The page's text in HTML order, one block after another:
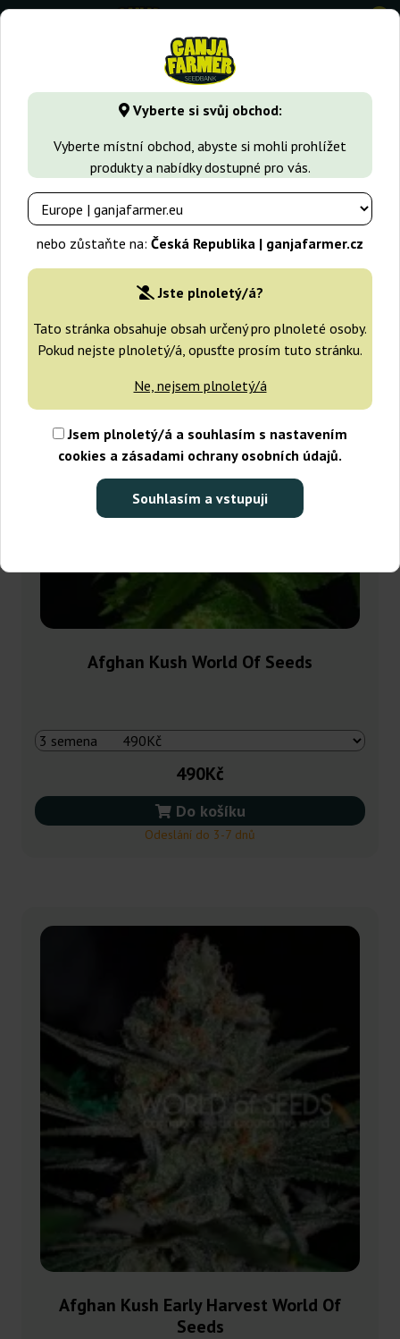
Vyberte si svůj obchod:
Vyberte místní obchod, abyste si mohli prohlížet
produkty a nabídky dostupné pro vás.
nebo zůstaňte na: Česká Republika | ganjafarmer.cz
Jste plnoletý/á?
Tato stránka obsahuje obsah určený pro plnoleté osoby.
Pokud nejste plnoletý/á, opusťte prosím tuto stránku.
Ne, nejsem plnoletý/á
Jsem plnoletý/á a souhlasím s nastavením
cookies a zásadami ochrany osobních údajů.
Souhlasím a vstupuji
0
GanjaFarmer.cz Seedbanky World Of Seeds
World Of Seeds
Filtry Třídění
Afghan Kush World Of Seeds
490Kč
Do košíku
Odeslání do 3-7 dnů
Afghan Kush Early Harvest World Of
Seeds